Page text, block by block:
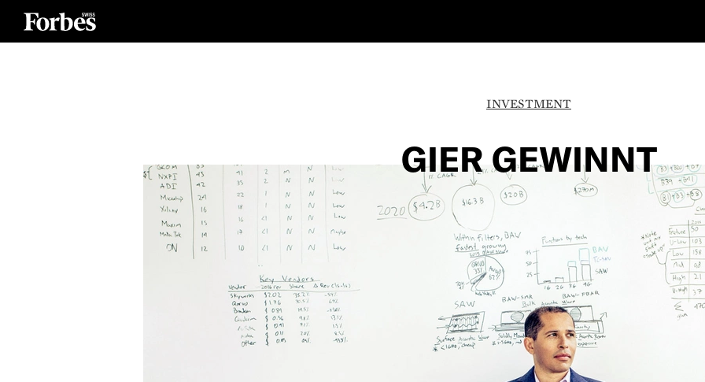
INVESTMENT
GIER GEWINNT